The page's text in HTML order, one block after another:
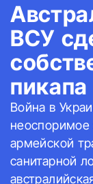
ВСУ
пикапа
Война в
неоспоримое
армейской
санитарной